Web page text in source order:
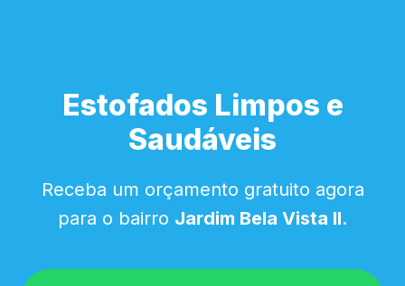
Estofados Limpos e
Saudáveis
Receba um orçamento gratuito agora
para o bairro Jardim Bela Vista II.